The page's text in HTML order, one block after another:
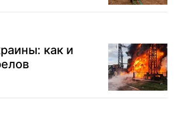
как и